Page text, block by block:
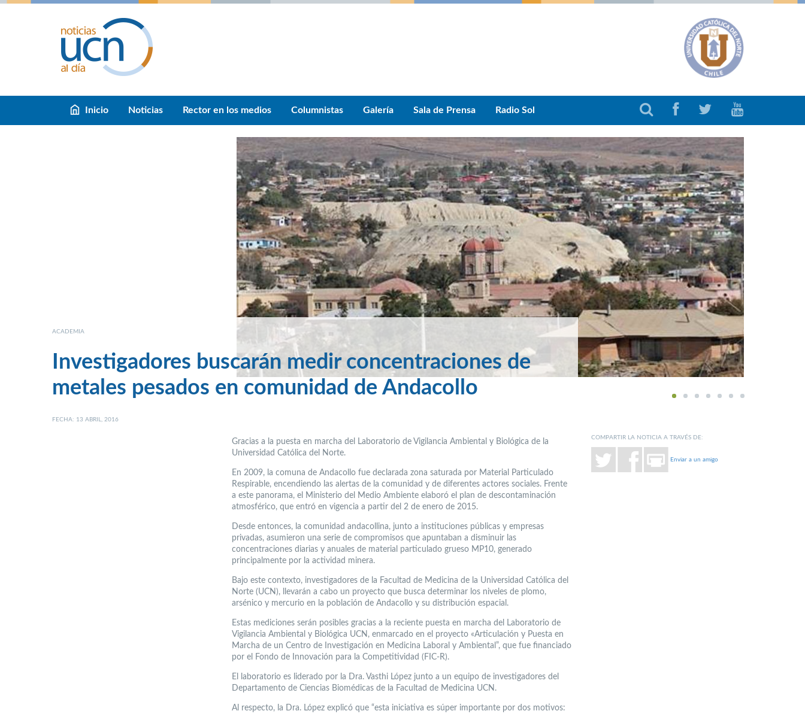
Inicio Noticias Rector en los medios Columnistas Galería Sala de Prensa Radio Sol
1 2 3 4 5 6 7
ACADEMIA
Investigadores buscarán medir concentraciones de
metales pesados en comunidad de Andacollo
FECHA: 13 ABRIL, 2016
Gracias a la puesta en marcha del Laboratorio de Vigilancia Ambiental y Biológica de la
Universidad Católica del Norte.
En 2009, la comuna de Andacollo fue declarada zona saturada por Material Particulado
Respirable, encendiendo las alertas de la comunidad y de diferentes actores sociales. Frente
a este panorama, el Ministerio del Medio Ambiente elaboró el plan de descontaminación
atmosférico, que entró en vigencia a partir del 2 de enero de 2015.
Desde entonces, la comunidad andacollina, junto a instituciones públicas y empresas
privadas, asumieron una serie de compromisos que apuntaban a disminuir las
concentraciones diarias y anuales de material particulado grueso MP10, generado
principalmente por la actividad minera.
Bajo este contexto, investigadores de la Facultad de Medicina de la Universidad Católica del
Norte (UCN), llevarán a cabo un proyecto que busca determinar los niveles de plomo,
arsénico y mercurio en la población de Andacollo y su distribución espacial.
Estas mediciones serán posibles gracias a la reciente puesta en marcha del Laboratorio de
Vigilancia Ambiental y Biológica UCN, enmarcado en el proyecto «Articulación y Puesta en
Marcha de un Centro de Investigación en Medicina Laboral y Ambiental”, que fue financiado
por el Fondo de Innovación para la Competitividad (FIC-R).
El laboratorio es liderado por la Dra. Vasthi López junto a un equipo de investigadores del
Departamento de Ciencias Biomédicas de la Facultad de Medicina UCN.
Al respecto, la Dra. López explicó que “esta iniciativa es súper importante por dos motivos:
COMPARTIR LA NOTICIA A TRAVÉS DE:
Enviar a un amigo